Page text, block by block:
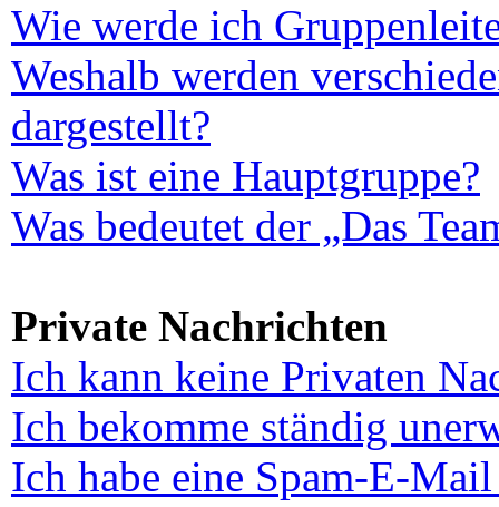
Wie werde ich
Weshalb werden
dargestellt?
Was ist eine Hauptgruppe?
Was bedeutet der „Das
Private Nachrichten
Ich kann keine Privaten
Ich bekomme ständig
Ich habe eine Spam-E-